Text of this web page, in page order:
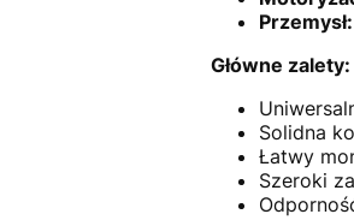
Przemysł:
Główne zalety:
Solidna
Łatwy
Szeroki